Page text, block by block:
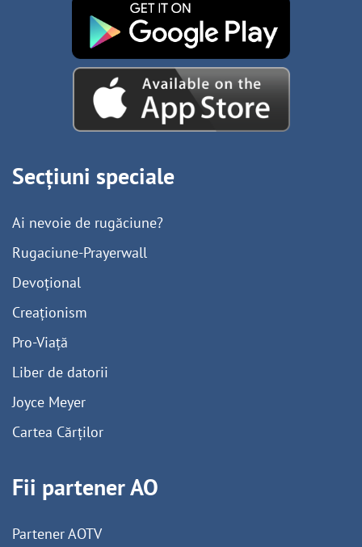
Secțiuni speciale
Ai nevoie de rugăciune?
Rugaciune-Prayerwall
Devoțional
Creaționism
Pro-Viață
Liber de datorii
Joyce Meyer
Cartea Cărților
Fii partener AO
Partener AOTV